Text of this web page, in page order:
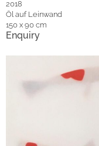
2018
Öl auf Leinwand
150 x 90 cm
Enquiry